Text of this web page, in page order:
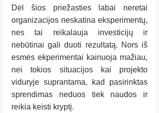
Dėl šios priežasties labai neretai
organizacijos neskatina eksperimentų,
nes tai reikalauja investicijų ir
nebūtinai gali duoti rezultatą. Nors iš
esmės ekperimentai kainuoja mažiau,
nei tokios situacijos kai projekto
viduryje suprantama, kad pasirinktas
sprendimas neduos tiek naudos ir
reikia keisti kryptį.